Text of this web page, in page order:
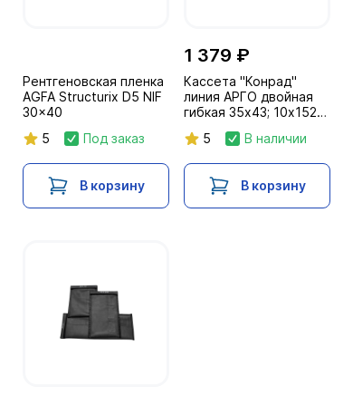
Рентгеновская пленка
AGFA Structurix D5 NIF
30x40
5
Под заказ
В корзину
1 379 ₽
Кассета "Конрад"
линия АРГО двойная
гибкая 35х43; 10х152
5 В наличии
В корзину